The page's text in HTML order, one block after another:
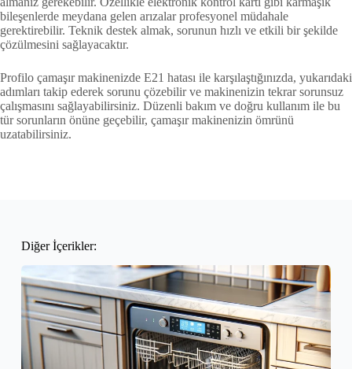
bileşenlerde meydana gelen arızalar profesyonel müdahale
gerektirebilir. Teknik destek almak, sorunun hızlı ve etkili bir şekilde
çözülmesini sağlayacaktır.
Profilo çamaşır makinenizde E21 hatası ile karşılaştığınızda, yukarıdaki
adımları takip ederek sorunu çözebilir ve makinenizin tekrar sorunsuz
çalışmasını sağlayabilirsiniz. Düzenli bakım ve doğru kullanım ile bu
tür sorunların önüne geçebilir, çamaşır makinenizin ömrünü
uzatabilirsiniz.
Diğer İçerikler: